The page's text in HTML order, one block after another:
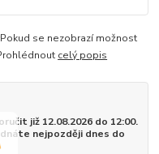
se nezobrazí možnost
celý popis
již 12.08.2026 do 12:00.
nejpozději dnes do